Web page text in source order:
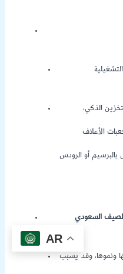
الذكي،
الأعلاف
بالبرسيم أو الرودس
ونموها، وقد يسبب
AR